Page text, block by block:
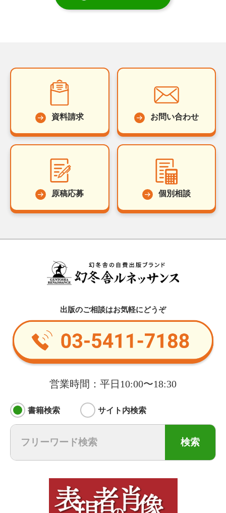
資料請求 お問い合わせ
原稿応募 個別相談
出版のご相談はお気軽にどうぞ
営業時間：平日10:00〜18:30
書籍検索 サイト内検索
検索